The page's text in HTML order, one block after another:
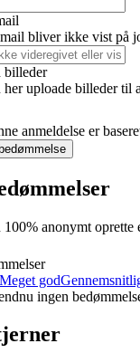
bliver ikke vist på
billeder
uploade billeder til
anmeldelse er
anonymt oprette
god
ingen